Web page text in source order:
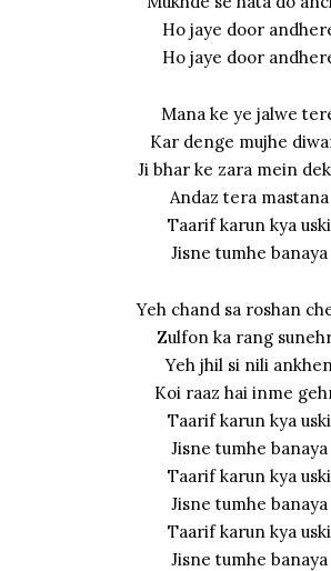
Ho jaye door
Ho jaye door
Mana ke ye jalwe
Kar denge mujhe
Ji bhar ke zara mein
Andaz tera mastana
Taarif karun kya uski
Jisne tumhe banaya
Yeh chand sa roshan
Zulfon ka rang
Yeh jhil si nili ankhen
Koi raaz hai inme
Taarif karun kya uski
Jisne tumhe banaya
Taarif karun kya uski
Jisne tumhe banaya
Taarif karun kya uski
Jisne tumhe banaya